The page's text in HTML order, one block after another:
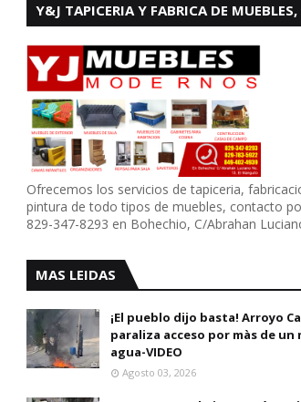
Y&J TAPICERIA Y FABRICA DE MUEBLES,
Ofrecemos los servicios de tapiceria,
pintura de todo tipos de muebles, contacto
829-347-8293 en Bohechio, C/Abrahan
MAS LEIDAS
¡El pueblo dijo basta! Arroyo
paraliza acceso por màs de un
agua-VIDEO
Agosto 03, 2026